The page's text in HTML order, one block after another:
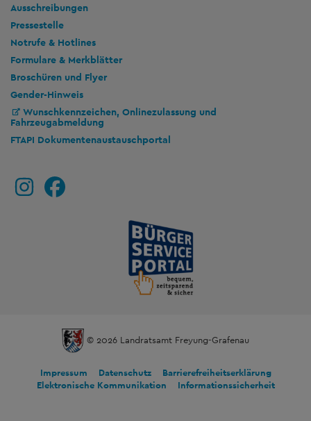
Ausschreibungen
Pressestelle
Notrufe & Hotlines
Formulare & Merkblätter
Broschüren und Flyer
Gender-Hinweis
Wunschkennzeichen, Onlinezulassung und
Fahrzeugabmeldung
FTAPI Dokumentenaustauschportal
© 2026 Landratsamt Freyung-Grafenau
Impressum Datenschutz
Barrierefreiheitserklärung
Elektronische Kommunikation
Informationssicherheit